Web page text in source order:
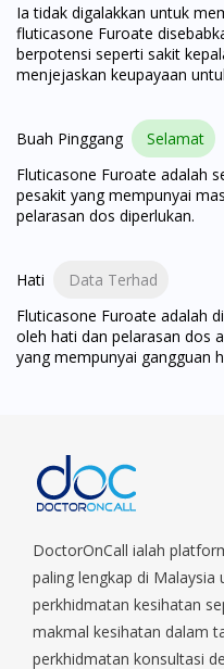
Ia tidak digalakkan untuk
fluticasone Furoate
berpotensi seperti sakit
menjejaskan keupayaan
Buah Pinggang
Selamat
Fluticasone Furoate adalah
pesakit yang mempunyai
pelarasan dos diperlukan.
Hati
Data Terhad
Fluticasone Furoate adalah
oleh hati dan pelarasan dos
yang mempunyai gangguan
DoctorOnCall ialah
paling lengkap di Malaysia
perkhidmatan kesihatan
makmal kesihatan dalam
perkhidmatan konsultasi